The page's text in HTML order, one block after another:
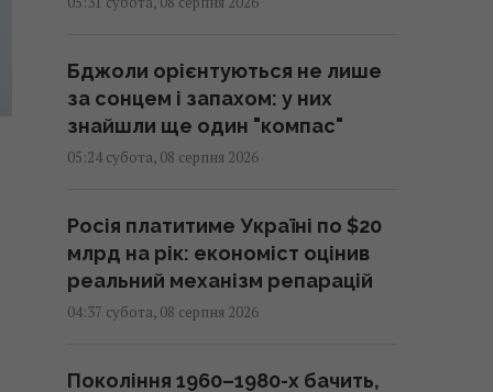
Бджоли орієнтуються не лише
за сонцем і запахом: у них
знайшли ще один "компас"
05:24 субота, 08 серпня 2026
Росія платитиме Україні по $20
млрд на рік: економіст оцінив
реальний механізм репарацій
04:37 субота, 08 серпня 2026
Покоління 1960–1980-х бачить,